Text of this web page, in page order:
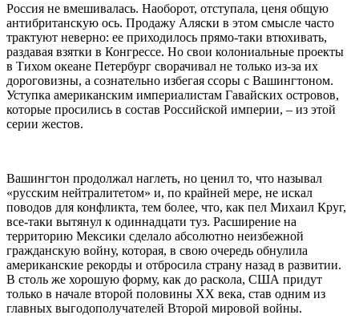
Россия не вмешивалась. Наоборот, отступала, ценя общую
антибританскую ось. Продажу Аляски в этом смысле часто
трактуют неверно: ее приходилось прямо-таки втюхивать,
раздавая взятки в Конгрессе. Но свои колониальные проекты
в Тихом океане Петербург сворачивал не только из-за их
дороговизны, а сознательно избегая ссоры с Вашингтоном.
Уступка американским империалистам Гавайских островов,
которые просились в состав Российской империи, – из этой
серии жестов.
Вашингтон продолжал наглеть, но ценил то, что называл
«русским нейтралитетом» и, по крайней мере, не искал
поводов для конфликта, тем более, что, как пел Михаил Круг,
все-таки вытянул к одиннадцати туз. Расширение на
территорию Мексики сделало абсолютно неизбежной
гражданскую войну, которая, в свою очередь обнулила
американские рекорды и отбросила страну назад в развитии.
В столь же хорошую форму, как до раскола, США придут
только в начале второй половины XX века, став одним из
главных выгодополучателей Второй мировой войны.